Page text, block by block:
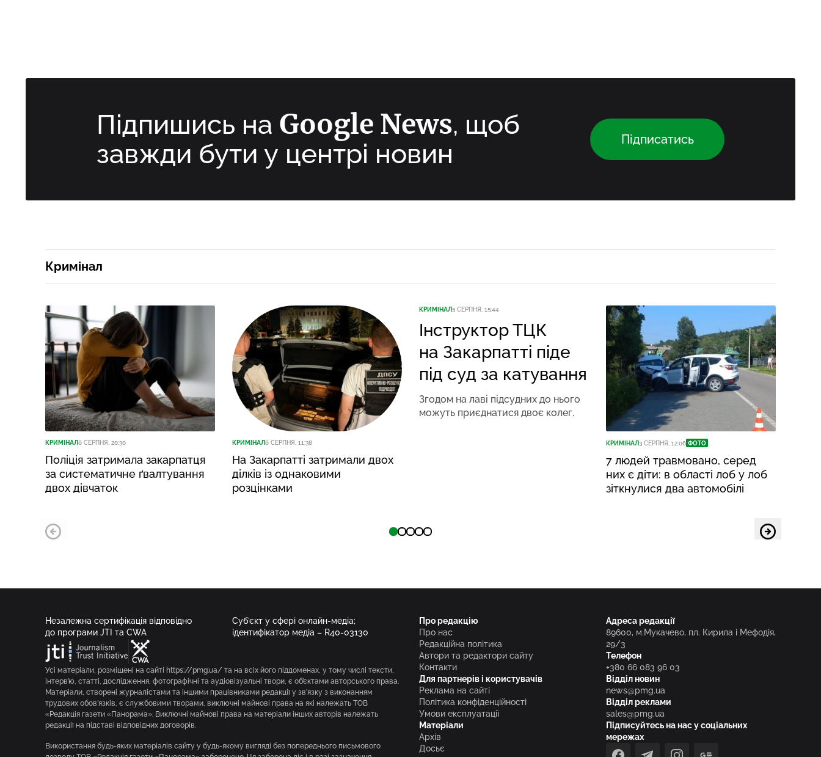
Підпишись на Google News, щоб
завжди бути у центрі новин
Підписатись
Кримінал
КРИМІНАЛ6 СЕРПНЯ, 20:30
Поліція затримала закарпатця
за систематичне ґвалтування
двох дівчаток
КРИМІНАЛ6 СЕРПНЯ, 11:38
На Закарпатті затримали двох
ділків із однаковими
розцінками
КРИМІНАЛ5 СЕРПНЯ, 15:44
Інструктор ТЦК
на Закарпатті піде
під суд за катування
Згодом на лаві підсудних до нього
можуть приєднатися двоє колег.
КРИМІНАЛ3 СЕРПНЯ, 12:06 ФОТО
7 людей травмовано, серед
них є діти: в області лоб у лоб
зіткнулися два автомобілі
Незалежна сертифікація відповідно
до програми JTI та CWA
Суб’єкт у сфері онлайн-медіа;
ідентифікатор медіа – R40-03130
Усі матеріали, розміщені на сайті https://pmg.ua/ та на всіх його піддоменах, у тому числі тексти,
інтерв’ю, статті, дослідження, фотографічні та аудіовізуальні твори, є об’єктами авторського права.
Матеріали, створені журналістами та іншими працівниками редакції у зв’язку з виконанням
трудових обов’язків, є службовими творами, виключні майнові права на які належать ТОВ
«Редакція газети «Панорама». Виключні майнові права на матеріали інших авторів належать
редакції на підставі відповідних договорів.
Використання будь-яких матеріалів сайту у будь-якому вигляді без попереднього письмового
Про редакцію
Про нас
Редакційна політика
Автори та редактори сайту
Контакти
Для партнерів і користувачів
Реклама на сайті
Політика конфіденційності
Умови експлуатації
Матеріали
Архів
Досьє
Адреса редакції
89600, м.Мукачево, пл. Кирила і Мефодія,
29/3
Телефон
+380 66 083 96 03
Відділ новин
news@pmg.ua
Відділ реклами
sales@pmg.ua
Підписуйтесь на нас у соціальних
мережах